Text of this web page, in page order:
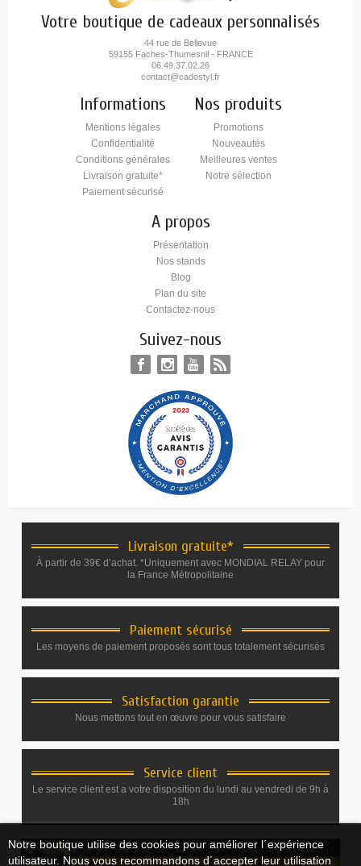
Votre boutique de cadeaux personnalisés
44 rue de Bellevue
59155 Faches-Thumesnil - FRANCE
06.49.37.02.26
contact@cadostyl.fr
Informations
Mentions légales
Confidentialité
Conditions générales
Livraison gratuite*
Paiement sécurisé
Nos produits
Promotions
Nouveautés
Meilleures ventes
Notre sélection
A propos
Présentation
Nos stands
Blog
Plan du site
Contactez-nous
Suivez-nous
Livraison gratuite*
À partir de 39€ d’achat. *Uniquement avec MONDIAL RELAY pour
la France Métropolitaine
Paiement sécurisé
Les moyens de paiement proposés sont tous totalement sécurisés
Satisfaction garantie
Nous mettons tout en œuvre pour vous satisfaire
Service client
Le service client est a votre disposition du lundi au vendredi de 9h à
18h
Notre boutique utilise des cookies pour améliorer l´expérience
utilisateur. Nous vous recommandons d´accepter leur utilisation